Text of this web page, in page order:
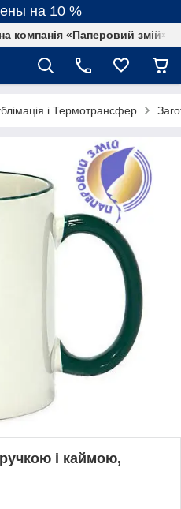
на 10 %
компанія «Паперовий змій»
і Термотрансфер
і каймою,